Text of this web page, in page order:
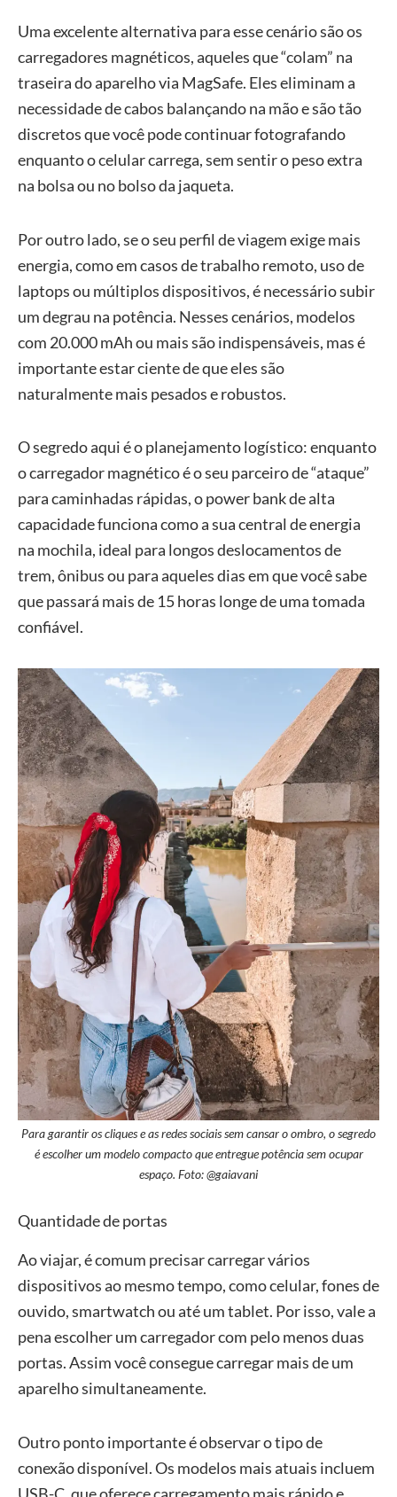
Uma excelente alternativa para esse cenário são os
carregadores magnéticos, aqueles que “colam” na
traseira do aparelho via MagSafe. Eles eliminam a
necessidade de cabos balançando na mão e são tão
discretos que você pode continuar fotografando
enquanto o celular carrega, sem sentir o peso extra
na bolsa ou no bolso da jaqueta.
Por outro lado, se o seu perfil de viagem exige mais
energia, como em casos de trabalho remoto, uso de
laptops ou múltiplos dispositivos, é necessário subir
um degrau na potência. Nesses cenários, modelos
com 20.000 mAh ou mais são indispensáveis, mas é
importante estar ciente de que eles são
naturalmente mais pesados e robustos.
O segredo aqui é o planejamento logístico: enquanto
o carregador magnético é o seu parceiro de “ataque”
para caminhadas rápidas, o power bank de alta
capacidade funciona como a sua central de energia
na mochila, ideal para longos deslocamentos de
trem, ônibus ou para aqueles dias em que você sabe
que passará mais de 15 horas longe de uma tomada
confiável.
Para garantir os cliques e as redes sociais sem cansar o ombro, o segredo
é escolher um modelo compacto que entregue potência sem ocupar
espaço. Foto: @gaiavani
Quantidade de portas
Ao viajar, é comum precisar carregar vários
dispositivos ao mesmo tempo, como celular, fones de
ouvido, smartwatch ou até um tablet. Por isso, vale a
pena escolher um carregador com pelo menos duas
portas. Assim você consegue carregar mais de um
aparelho simultaneamente.
Outro ponto importante é observar o tipo de
conexão disponível. Os modelos mais atuais incluem
USB-C, que oferece carregamento mais rápido e